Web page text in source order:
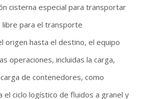
cisterna especial para transportar
libre para el transporte
origen hasta el destino, el equipo
operaciones, incluidas la carga,
de contenedores, como
el ciclo logístico de fluidos a granel y